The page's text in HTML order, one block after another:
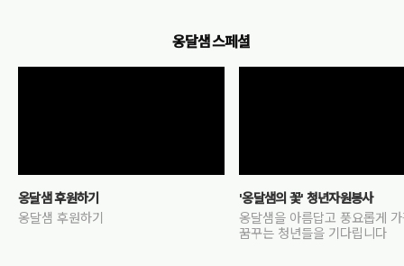
옹달샘 스페셜
옹달샘 후원하기
옹달샘 후원하기
'옹달샘의 꽃' 청년자원봉사
옹달샘을 아름답고 풍요롭게
꿈꾸는 청년들을 기다립니다